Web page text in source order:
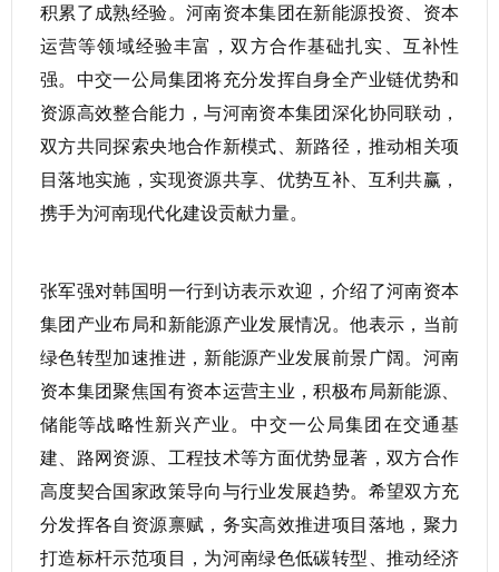
积累了成熟经验。河南资本集团在新能源投资、资本
运营等领域经验丰富，双方合作基础扎实、互补性
强。中交一公局集团将充分发挥自身全产业链优势和
资源高效整合能力，与河南资本集团深化协同联动，
双方共同探索央地合作新模式、新路径，推动相关项
目落地实施，实现资源共享、优势互补、互利共赢，
携手为河南现代化建设贡献力量。
张军强对韩国明一行到访表示欢迎，介绍了河南资本
集团产业布局和新能源产业发展情况。他表示，当前
绿色转型加速推进，新能源产业发展前景广阔。河南
资本集团聚焦国有资本运营主业，积极布局新能源、
储能等战略性新兴产业。中交一公局集团在交通基
建、路网资源、工程技术等方面优势显著，双方合作
高度契合国家政策导向与行业发展趋势。希望双方充
分发挥各自资源禀赋，务实高效推进项目落地，聚力
打造标杆示范项目，为河南绿色低碳转型、推动经济